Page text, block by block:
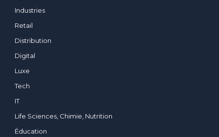
Industries
Retail
Distribution
Digital
Luxe
Tech
IT
Life Sciences, Chimie, Nutrition
Éducation